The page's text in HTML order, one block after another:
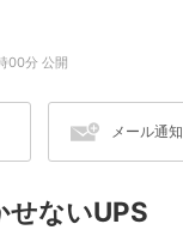
00分 公開
メール通知
せないUPS